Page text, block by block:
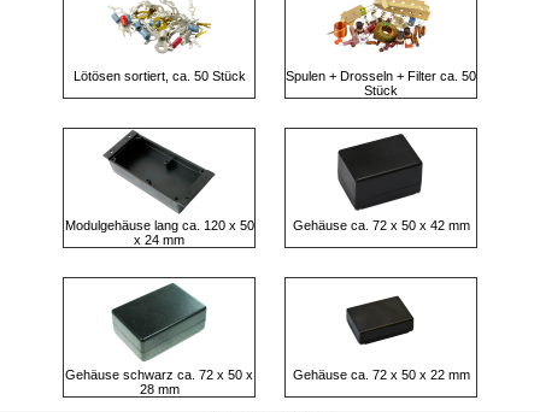
Lötösen sortiert, ca. 50 Stück
Spulen + Drosseln + Filter ca. 50
Stück
Modulgehäuse lang ca. 120 x 50
x 24 mm
Gehäuse ca. 72 x 50 x 42 mm
Gehäuse schwarz ca. 72 x 50 x
28 mm
Gehäuse ca. 72 x 50 x 22 mm